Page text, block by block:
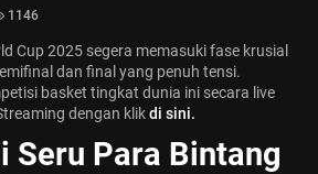
1146
Cup 2025 segera memasuki fase krusial
dan final yang penuh tensi.
basket tingkat dunia ini secara live
dengan klikdi sini.
Seru Para Bintang